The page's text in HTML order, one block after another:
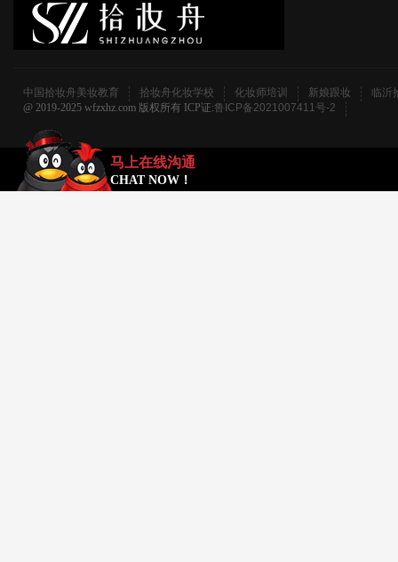
中国拾妆舟美妆教育 拾妆舟化妆学校 化妆师培训 新娘跟妆
临沂
@ 2019-2025 wfzxhz.com 版权所有 ICP证:鲁ICP备2021007411号-2
马上在线沟通
CHAT NOW！